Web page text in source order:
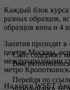
Каждый блок курса
разных образцов,
образцов вина и 4
Занятия проходят
центре Москвы,
международными
метро
На курсе WSET 2
Сайт содержит
Вам
Перейдя по
исполнилось 18